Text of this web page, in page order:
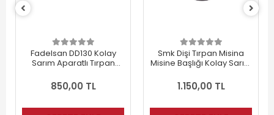
Fadelsan DD130 Kolay
Sarım Aparatlı Tırpan
Adet)
850,00 TL
Smk Dişi Tırpan Misina
Misine Başlığı Kolay Sarım
Adet)
1.150,00 TL